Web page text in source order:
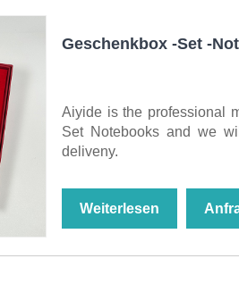
Geschenkbox -Set -
Aiyide is the professional
Set Notebooks and we
deliveny.
Weiterlesen